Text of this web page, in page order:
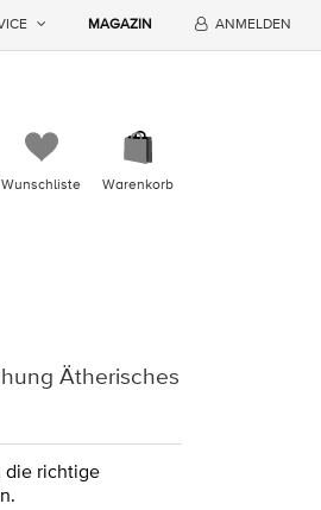
MAGAZIN ANMELDEN
Wunschliste Warenkorb
Ätherisches
die richtige